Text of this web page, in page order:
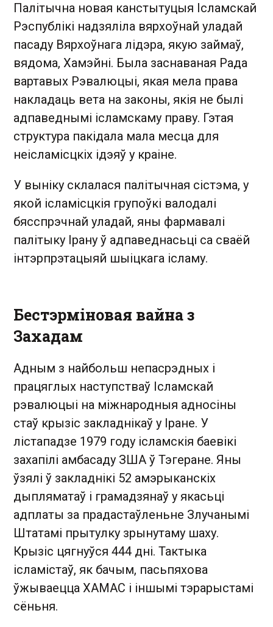
Палітычна новая канстытуцыя Ісламскай
Рэспублікі надзяліла вярхоўнай уладай
пасаду Вярхоўнага лідэра, якую займаў,
вядома, Хамэйні. Была заснаваная Рада
вартавых Рэвалюцыі, якая мела права
накладаць вета на законы, якія не былі
адпаведнымі ісламскаму праву. Гэтая
структура пакідала мала месца для
неісламісцкіх ідэяў у краіне.
У выніку склалася палітычная сістэма, у
якой ісламісцкія групоўкі валодалі
бясспрэчнай уладай, яны фармавалі
палітыку Ірану ў адпаведнасьці са сваёй
інтэрпрэтацыяй шыіцкага ісламу.
Бестэрміновая вайна з
Захадам
Адным з найбольш непасрэдных і
працяглых наступстваў Ісламскай
рэвалюцыі на міжнародныя адносіны
стаў крызіс закладнікаў у Іране. У
лістападзе 1979 году ісламскія баевікі
захапілі амбасаду ЗША ў Тэгеране. Яны
ўзялі ў закладнікі 52 амэрыканскіх
дыпляматаў і грамадзянаў у якасьці
адплаты за прадастаўленьне Злучанымі
Штатамі прытулку зрынутаму шаху.
Крызіс цягнуўся 444 дні. Тактыка
ісламістаў, як бачым, пасьпяхова
ўжываецца ХАМАС і іншымі тэрарыстамі
сёньня.